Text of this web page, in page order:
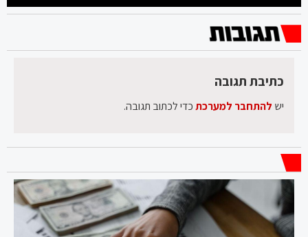
כתיבת תגובה
יש להתחבר למערכתכדי לכתוב תגובה.